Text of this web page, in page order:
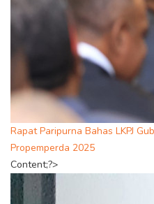
Rapat Paripurna Bahas LKPJ
Propemperda 2025
Content;?>